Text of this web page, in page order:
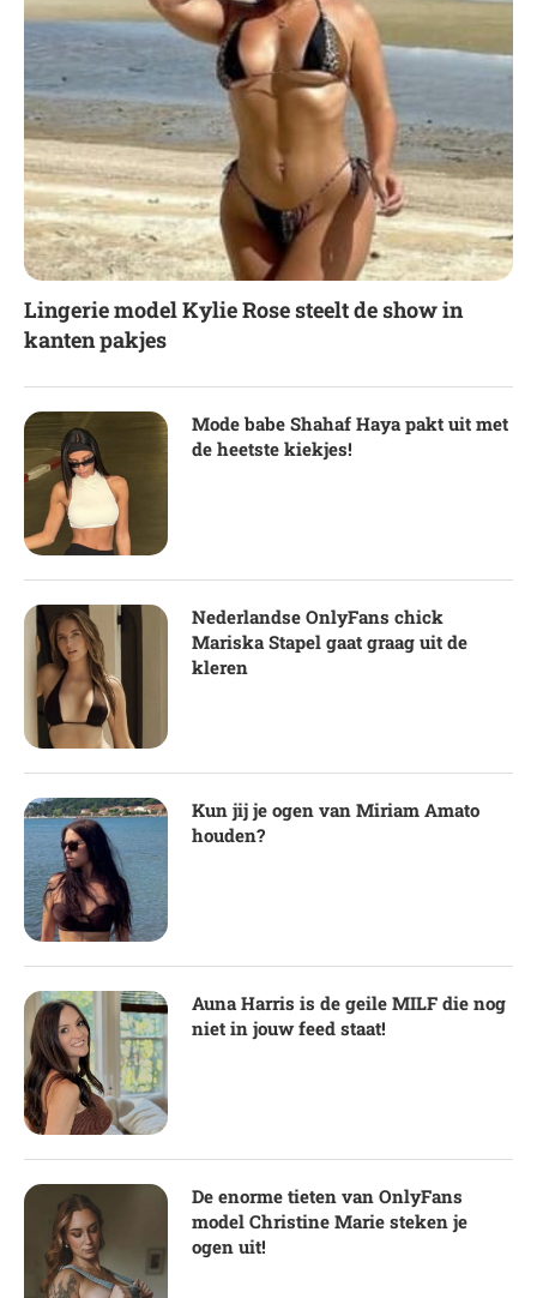
Lingerie model Kylie Rose steelt de show in
kanten pakjes
Mode babe Shahaf Haya pakt uit met
de heetste kiekjes!
Nederlandse OnlyFans chick
Mariska Stapel gaat graag uit de
kleren
Kun jij je ogen van Miriam Amato
houden?
Auna Harris is de geile MILF die nog
niet in jouw feed staat!
De enorme tieten van OnlyFans
model Christine Marie steken je
ogen uit!